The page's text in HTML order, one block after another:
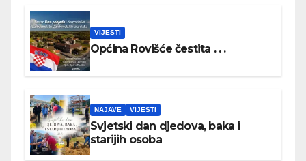
VIJESTI
Općina Rovišće čestita . . .
NAJAVE VIJESTI
Svjetski dan djedova, baka i
starijih osoba